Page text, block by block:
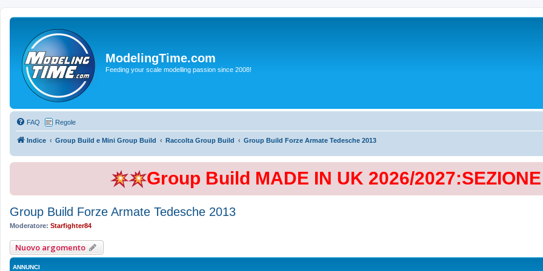
ModelingTime.com
Feeding your scale modelling passion since 2008!
FAQ Regole
Indice Group Build e Mini Group Build Raccolta Group Build Group Build Forze Armate Tedesche 2013
Group Build MADE IN UK 2026/
Group Build Forze Armate Tedesche 2013
Moderatore: Starfighter84
Nuovo argomento
ANNUNCI